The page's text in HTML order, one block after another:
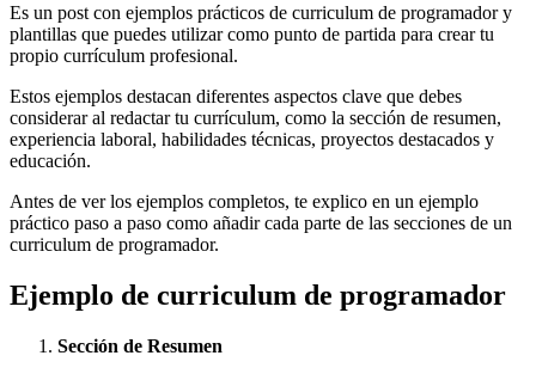
Es un post con ejemplos prácticos de curriculum de programador y
plantillas que puedes utilizar como punto de partida para crear tu
propio currículum profesional.
Estos ejemplos destacan diferentes aspectos clave que debes
considerar al redactar tu currículum, como la sección de resumen,
experiencia laboral, habilidades técnicas, proyectos destacados y
educación.
Antes de ver los ejemplos completos, te explico en un ejemplo
práctico paso a paso como añadir cada parte de las secciones de un
curriculum de programador.
Ejemplo de curriculum de programador
Sección de Resumen